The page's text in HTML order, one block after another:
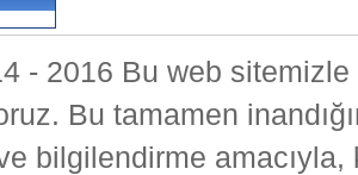
- 2016 Bu web
Bu tamamen
bilgilendirme